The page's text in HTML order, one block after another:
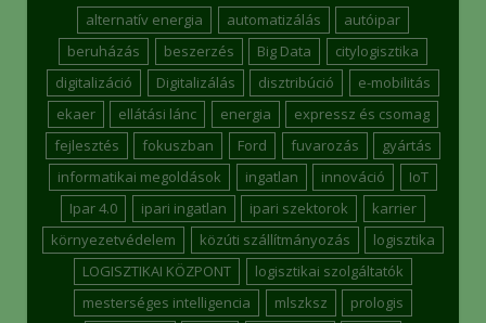
alternatív energia automatizálás
autóipar
beruházás
beszerzés Big Data
citylogisztika
digitalizáció
Digitalizálás disztribúció
e-mobilitás
ekaer
ellátási lánc energia
expressz és csomag
fejlesztés
fokuszban Ford fuvarozás
gyártás
informatikai megoldások
ingatlan innováció
IoT
Ipar 4.0
ipari ingatlan ipari szektorok
karrier
környezetvédelem
közúti szállítmányozás
logisztika
LOGISZTIKAI KÖZPONT
logisztikai szolgáltatók
mesterséges intelligencia
mlszksz
prologis